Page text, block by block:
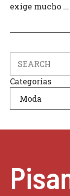
exige mucho ...
Categorías